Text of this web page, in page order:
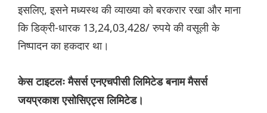
इसलिए, इसने मध्यस्थ की व्याख्या को बरकरार रखा और माना
कि डिक्री-धारक 13,24,03,428/ रुपये की वसूली के
निष्पादन का हकदार था।
केस टाइटलः मैसर्स एनएचपीसी लिमिटेड बनाम मैसर्स
जयप्रकाश एसोसिएट्स लिमिटेड।